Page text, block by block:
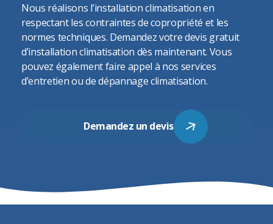
Nous réalisons l’installation climatisation en
respectant les contraintes de copropriété et les
normes techniques. Demandez votre devis gratuit
d’installation climatisation dès maintenant. Vous
pouvez également faire appel à nos services
d’entretien ou dedépannage climatisation.
Demandez un devis